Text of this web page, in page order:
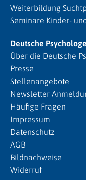
Weiterbildung
Seminare Kinder-
Deutsche
Über die Deutsche
Presse
Stellenangebote
Newsletter
Häufige Fragen
Impressum
Datenschutz
AGB
Bildnachweise
Widerruf